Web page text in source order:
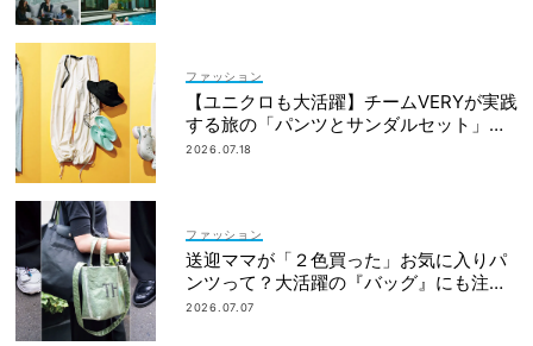
ファッション
【ユニクロも大活躍】チームVERYが実践
する旅の「パンツとサンダルセット」最
適プラン
2026.07.18
ファッション
送迎ママが「２色買った」お気に入りパ
ンツって？大活躍の『バッグ』にも注
目！
2026.07.07